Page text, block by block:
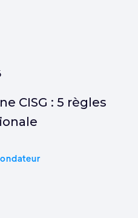
CISG : 5 règles